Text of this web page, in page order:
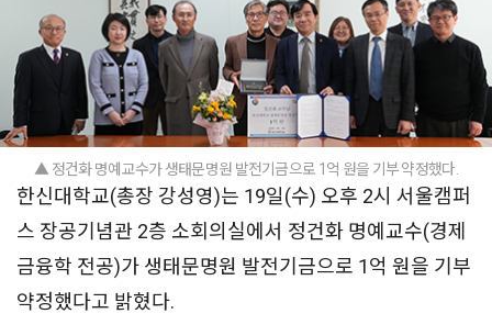
▲ 정건화 명예교수가 생태문명원 발전기금으로 1억 원을 기부 약정했다.
한신대학교(총장 강성영)는 19일(수) 오후 2시 서울캠퍼
스 장공기념관 2층 소회의실에서 정건화 명예교수(경제
금융학 전공)가 생태문명원 발전기금으로 1억 원을 기부
약정했다고 밝혔다.